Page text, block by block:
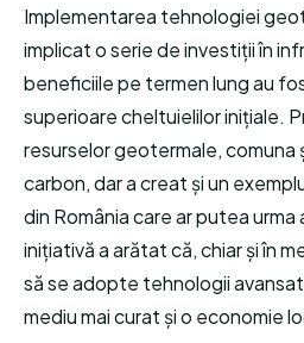
Implementarea tehnologiei
implicat o serie de investiții în
beneficiile pe termen lung au
superioare cheltuielilor inițiale.
resurselor geotermale, comuna
carbon, dar a creat și un
din România care ar putea
inițiativă a arătat că, chiar și în
să se adopte tehnologii
mediu mai curat și o economie